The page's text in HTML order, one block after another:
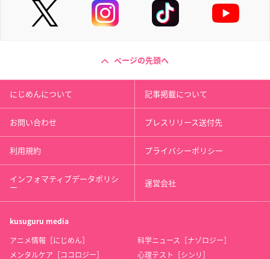
ページの先頭へ
にじめんについて 記事掲載について
お問い合わせ プレスリリース送付先
利用規約 プライバシーポリシー
インフォマティブデータポリシ
ー 運営会社
kusuguru media
アニメ情報［にじめん］
科学ニュース［ナゾロジー］
メンタルケア［ココロジー］
心理テスト［シンリ］